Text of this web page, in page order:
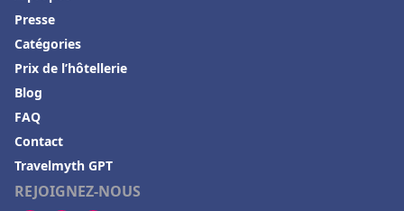
REJOIGNEZ-NOUS
Presse
Catégories
Prix de l’hôtellerie
Blog
FAQ
Contact
Travelmyth GPT